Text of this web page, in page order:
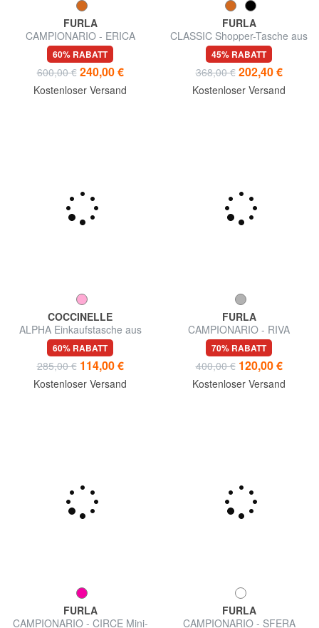
FURLA
CAMPIONARIO - ERICA
Große Ledertasche
60% RABATT
600,00 € 240,00 €
Kostenloser Versand
FURLA
CLASSIC Shopper-Tasche aus
Leder mit Andromeda-Print
45% RABATT
368,00 € 202,40 €
Kostenloser Versand
COCCINELLE
ALPHA Einkaufstasche aus
gehämmertem Leder
60% RABATT
285,00 € 114,00 €
Kostenloser Versand
FURLA
CAMPIONARIO - RIVA
Umhängetasche
70% RABATT
400,00 € 120,00 €
Kostenloser Versand
FURLA
CAMPIONARIO - CIRCE Mini-
FURLA
CAMPIONARIO - SFERA